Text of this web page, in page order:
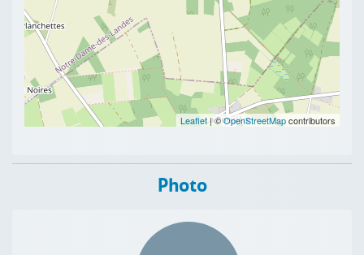
Leaflet| ©OpenStreetMapcontributors
Photo